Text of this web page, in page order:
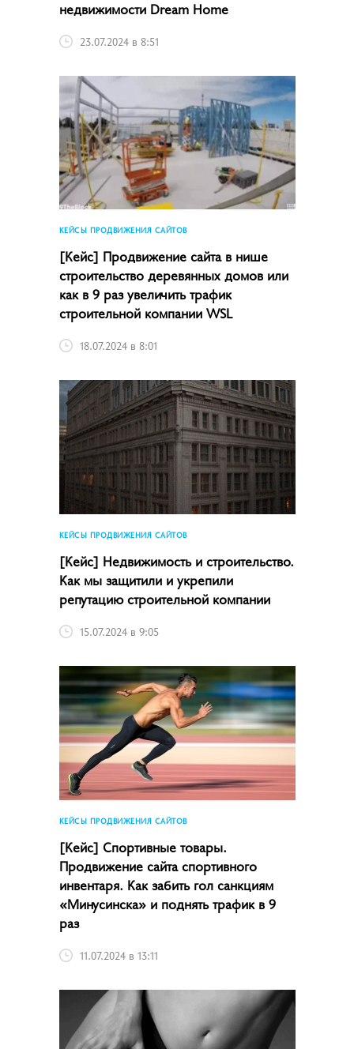
недвижимости Dream Home
23.07.2024 в 8:51
КЕЙСЫ ПРОДВИЖЕНИЯ САЙТОВ
[Кейс] Продвижение сайта в нише
строительство деревянных домов или
как в 9 раз увеличить трафик
строительной компании WSL
18.07.2024 в 8:01
КЕЙСЫ ПРОДВИЖЕНИЯ САЙТОВ
[Кейс] Недвижимость и строительство.
Как мы защитили и укрепили
репутацию строительной компании
15.07.2024 в 9:05
КЕЙСЫ ПРОДВИЖЕНИЯ САЙТОВ
[Кейс] Спортивные товары.
Продвижение сайта спортивного
инвентаря. Как забить гол санкциям
«Минусинска» и поднять трафик в 9
раз
11.07.2024 в 13:11